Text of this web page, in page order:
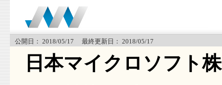
公開日： 2018/05/17 最終更新日： 2018/05/17
日本マイクロソフト